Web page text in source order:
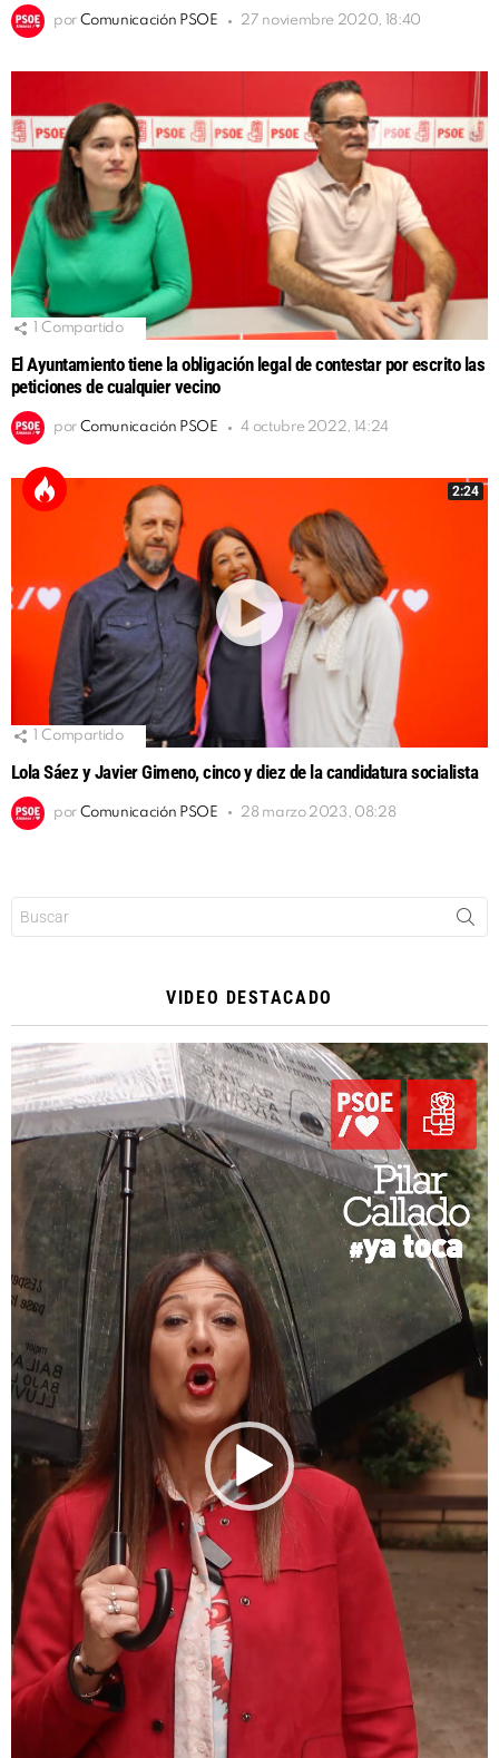
por Comunicación PSOE 27 noviembre 2020, 18:40
Compartido
El Ayuntamiento tiene la obligación legal de contestar por escrito las
peticiones de cualquier vecino
por Comunicación PSOE 4 octubre 2022, 14:24
2:24
Compartido
Lola Sáez y Javier Gimeno, cinco y diez de la candidatura socialista
por Comunicación PSOE 28 marzo 2023, 08:28
VIDEO DESTACADO
Reproductor
de
vídeo